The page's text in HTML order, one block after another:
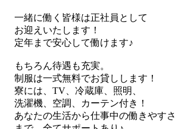
一緒に働く皆様は正社員として
お迎えいたします！
定年まで安心して働けます♪
もちろん待遇も充実。
制服は一式無料でお貸しします！
寮には、TV、冷蔵庫、照明、
洗濯機、空調、カーテン付き！
あなたの生活から仕事中の働きやすさ